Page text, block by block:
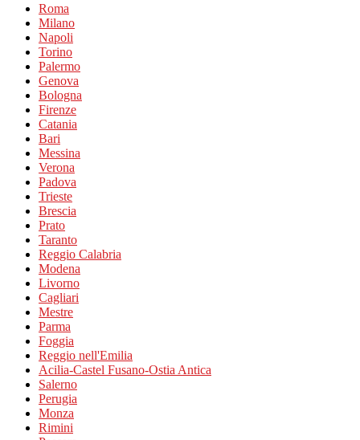
Roma
Milano
Napoli
Torino
Palermo
Genova
Bologna
Firenze
Catania
Bari
Messina
Verona
Padova
Trieste
Brescia
Prato
Taranto
Reggio Calabria
Modena
Livorno
Cagliari
Mestre
Parma
Foggia
Reggio nell'Emilia
Acilia-Castel Fusano-Ostia Antica
Salerno
Perugia
Monza
Rimini